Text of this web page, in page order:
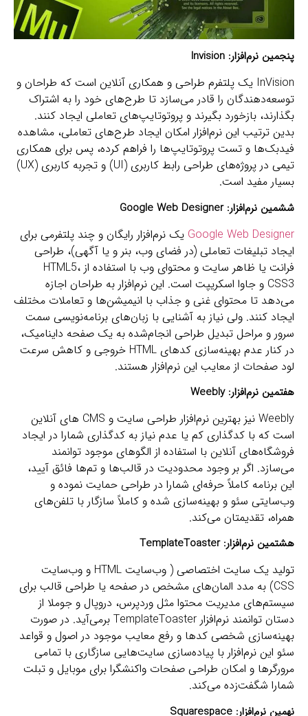
پنجمین نرم‌افزار: Invision
InVision یک پلتفرم طراحی و همکاری آنلاین است که طراحان و
توسعه‌دهندگان را قادر می‌سازد تا طرح‌های خود را به اشتراک
بگذارند، بازخورد بگیرند و پروتوتایپ‌های تعاملی ایجاد کنند.
بدین ترتیب این نرم‌افزار امکان ایجاد طرح‌های تعاملی، مشاهده
فیدبک‌ها و تست پروتوتایپ‌ها را فراهم کرده، پس برای همکاری
تیمی در پروژه‌های طراحی رابط کاربری (UI) و تجربه کاربری (UX)
بسیار مفید است.
ششمین نرم‌افزار: Google Web Designer
Google Web Designer یک نرم‌افزار رایگان و چند پلتفرمی برای
ایجاد تبلیغات تعاملی (در فضای وب، بنر و یا آگهی)، طراحی
فرانت یا ظاهر سایت و محتوای وب با استفاده از HTML5،
CSS3 و جاوا اسکریپت است. این نرم‌افزار به طراحان اجازه
می‌دهد تا محتوای غنی و جذاب با انیمیشن‌ها و تعاملات مختلف
ایجاد کنند. ولی نیاز به آشنایی با زبان‌های برنامه‌نویسی سمت
سرور و مراحل تبدیل طراحی انجام‌شده به یک صفحه داینامیک،
در کنار عدم بهینه‌سازی کدهای HTML خروجی و کاهش سرعت
لود صفحات از معایب این نرم‌افزار هستند.
هفتمین نرم‌افزار:Weebly
Weebly نیز بهترین نرم‌افزار طراحی سایت و CMS های آنلاین
است که با کدگذاری کم یا عدم نیاز به کدگذاری شمارا در ایجاد
فروشگاه‌های آنلاین با استفاده از الگوهای موجود توانمند
می‌سازد. اگر بر وجود محدودیت در قالب‌ها و تم‌ها فائق آیید،
این برنامه کاملاً حرفه‌ای شمارا در طراحی حمایت نموده و
وب‌سایتی سئو و بهینه‌سازی شده و کاملاً سازگار با تلفن‌های
همراه، تقدیمتان می‌کند.
هشتمین نرم‌افزار:TemplateToaster
تولید یک سایت اختصاصی ( وب‌سایت HTML و وب‌سایت
CSS) به مدد المان‌های مشخص در صفحه یا طراحی قالب برای
سیستم‌های مدیریت محتوا مثل وردپرس، دروپال و جوملا از
دستان توانمند نرم‌افزار TemplateToaster برمی‌آید. در صورت
بهینه‌سازی شخصی کدها و رفع معایب موجود در اصول و قواعد
سئو این نرم‌افزار با پیاده‌سازی سایت‌هایی سازگاری با تمامی
مرورگرها و امکان طراحی صفحات واکنشگرا برای موبایل و تبلت
شمارا شگفت‌زده می‌کند.
نهمین نرم‌افزار: Squarespace